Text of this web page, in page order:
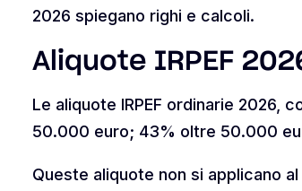
2026 spiegano righi e calcoli.
Aliquote IRPEF
Le aliquote IRPEF ordinarie 2026,
50.000 euro; 43% oltre 50.000
Queste aliquote non si applicano